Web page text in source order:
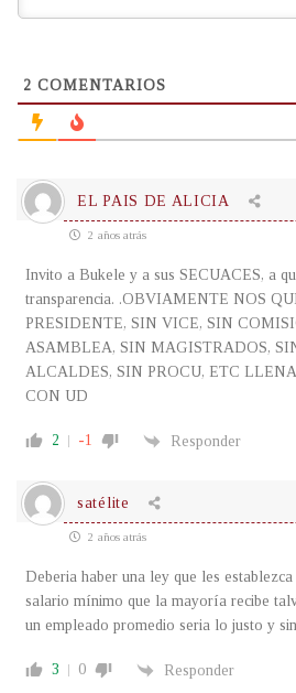
2 COMENTARIOS
EL PAIS DE ALICIA
2 años atrás
Invito a Bukele y a sus SECUACES, a
transparencia. .OBVIAMENTE NOS
PRESIDENTE, SIN VICE, SIN
ASAMBLEA, SIN MAGISTRADOS,
ALCALDES, SIN PROCU, ETC
CON UD
2 -1 Responder
satélite
2 años atrás
Deberia haber una ley que les
salario mínimo que la mayoría recibe
un empleado promedio seria lo justo y
3 0 Responder